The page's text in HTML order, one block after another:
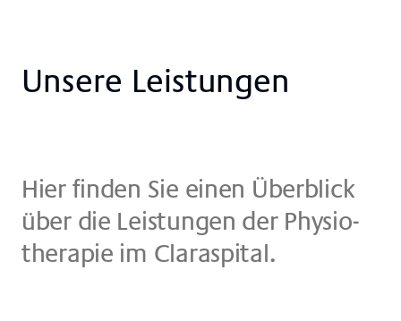
Un­se­re Lei­stun­gen
Hier fin­den Sie einen Über­bli­ck
über die Lei­stun­gen der Phy­sio­
the­ra­pie im Cla­ra­spi­tal.